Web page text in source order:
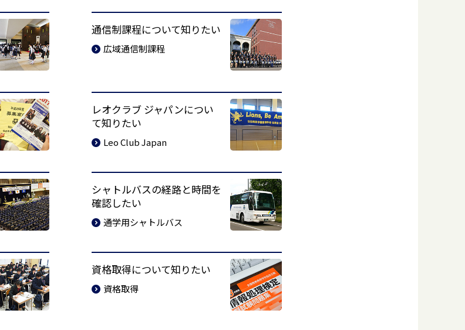
通信制課程について知りたい
広域通信制課程
レオクラブ ジャパンについ
て知りたい
Leo Club Japan
シャトルバスの経路と時間を
確認したい
通学用シャトルバス
資格取得について知りたい
資格取得